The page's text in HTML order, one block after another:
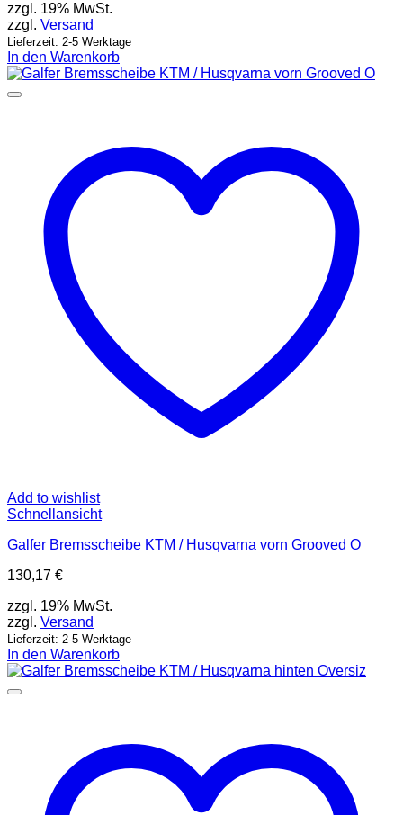
zzgl. 19% MwSt.
zzgl. Versand
Lieferzeit: 2-5 Werktage
In den Warenkorb
Add to wishlist
Schnellansicht
Galfer Bremsscheibe KTM / Husqvarna vorn Grooved O
130,17 €
zzgl. 19% MwSt.
zzgl. Versand
Lieferzeit: 2-5 Werktage
In den Warenkorb